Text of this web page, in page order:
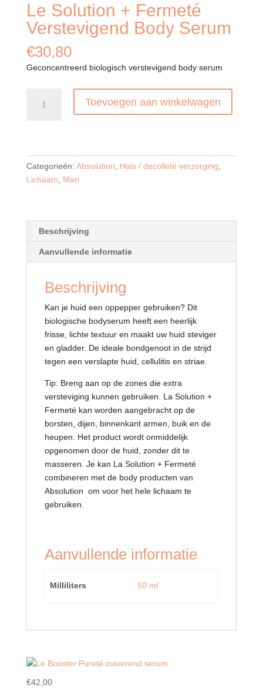
Le Solution + Fermeté
Verstevigend Body Serum
€30,80
Geconcentreerd biologisch verstevigend body serum
Solution
Body
Serum
Toevoegen aan winkelwagen
Categorieën: Absolution, Hals / decolleté verzorging,
Lichaam, Man
Beschrijving
Aanvullende informatie
Beschrijving
Kan je huid een oppepper gebruiken? Dit
biologische bodyserum heeft een heerlijk
frisse, lichte textuur en maakt uw huid steviger
en gladder. De ideale bondgenoot in de strijd
tegen een verslapte huid, cellulitis en striae.
Tip: Breng aan op de zones die extra
versteviging kunnen gebruiken. La Solution +
Fermeté kan worden aangebracht op de
borsten, dijen, binnenkant armen, buik en de
heupen. Het product wordt onmiddelijk
opgenomen door de huid, zonder dit te
masseren. Je kan La Solution + Fermeté
combineren met de body producten van
Absolution om voor het hele lichaam te
gebruiken.
Aanvullende informatie
Milliliters 50 ml
€42,00